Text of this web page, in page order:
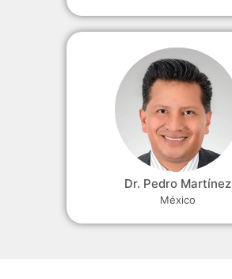
Dr. Pedro Martínez
México